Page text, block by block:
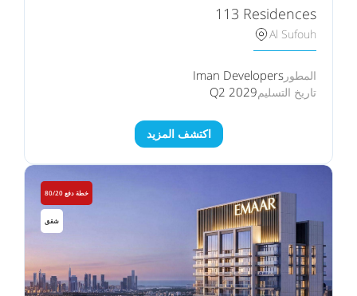
113 Residences
Al Sufouh
المطور Iman Developers
تاريخ التسليمQ2 2029
اكتشف المزيد
خطة دفع 80/20
شقق